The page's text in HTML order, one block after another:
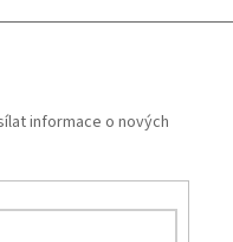
informace o nových